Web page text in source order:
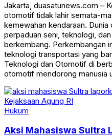
Jakarta, duasatunews.com –
otomotif tidak lahir semata-
kemewahan kendaraan.
perpaduan seni, teknologi,
berkembang. Perkembangan
teknologi transportasi yang
Teknologi dan Otomotif di
otomotif mendorong manusia
Hukum
Aksi Mahasiswa Sultra